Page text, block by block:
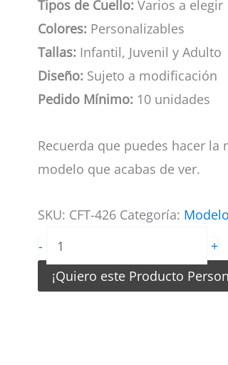
Tipos de Cuello: Varios a elegir
Colores: Personalizables
Tallas: Infantil, Juvenil y Adulto
Diseño: Sujeto a modificación
Pedido Mínimo: 10 unidades
Recuerda que puedes hacer
modelo que acabas de ver.
SKU: CFT-426 Categoría:
-
Camiseta
de
Futbol
+
¡Quiero este Producto